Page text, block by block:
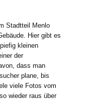
Stadtteil Menlo
Hier gibt es
kleinen
der
dass man
plane, bis
viele Fotos vom
wieder raus über